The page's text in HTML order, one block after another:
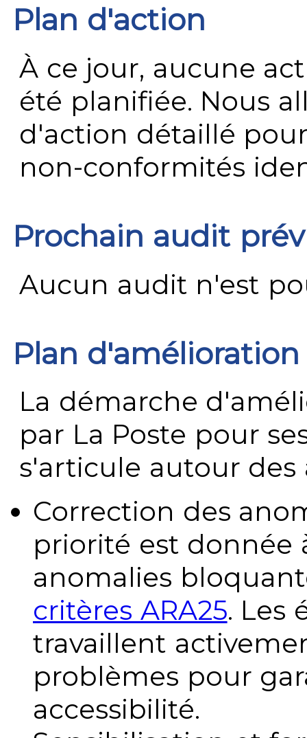
Plan d'action
À ce jour, aucune
été planifiée. Nous
d'action détaillé
non-conformités
Prochain audit
Aucun audit n'est
Plan
La démarche
par La Poste pour
s'articule autour des
Correction des
priorité est donnée
anomalies
critères ARA25. Les
travaillent
problèmes pour
accessibilité.